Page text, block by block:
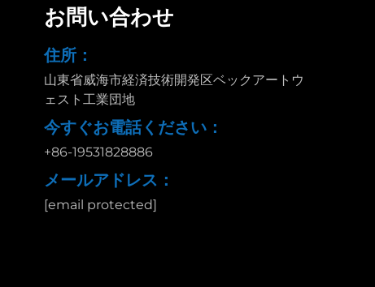
お問い合わせ
住所：
山東省威海市経済技術開発区ベックアートウ
ェスト工業団地
今すぐお電話ください：
+86-19531828886
メールアドレス：
[email protected]